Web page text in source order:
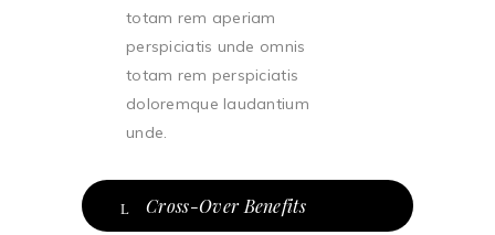
totam rem aperiam
perspiciatis unde omnis
totam rem perspiciatis
doloremque laudantium
unde.
Cross-Over Benefits